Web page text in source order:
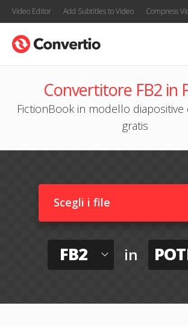
Video Editor Add Subtitles to Video Compress
Convertitore FB2 in
FictionBook in modello
gratis
Scegli i file
FB2 in